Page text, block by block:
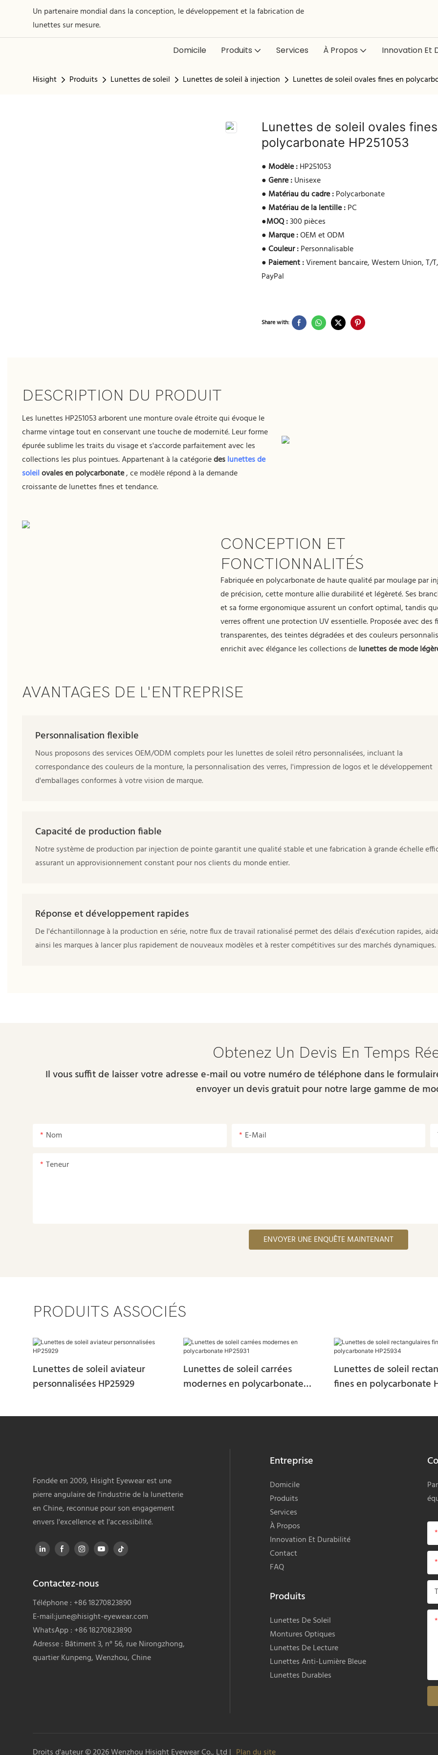
Un partenaire mondial dans la conception, le développement et la fabrication de
lunettes sur mesure.
Domicile Produits Services À Propos Innovation Et
Hisight Produits Lunettes de soleil Lunettes de soleil à injection Lunettes de soleil ovales fines en
Lunettes de soleil ovales
polycarbonate HP251053
● Modèle :HP251053
●Genre :Unisexe
● Matériau du cadre :Polycarbonate
● Matériau de la lentille :PC
●MOQ :300 pièces
● Marque :OEM et ODM
●Couleur :Personnalisable
● Paiement :Virement bancaire, Western Union, T/
PayPal
Share with:
DESCRIPTION DU PRODUIT
Les lunettes HP251053 arborent une monture ovale étroite qui évoque le
charme vintage tout en conservant une touche de modernité. Leur forme
épurée sublime les traits du visage et s'accorde parfaitement avec les
collections les plus pointues. Appartenant à la catégoriedeslunettes de
soleilovales en polycarbonate, ce modèle répond à la demande
croissante de lunettes fines et tendance.
CONCEPTION ET
FONCTIONNALITÉS
Fabriquée en polycarbonate de haute qualité par moulage par
de précision, cette monture allie durabilité et légèreté. Ses
et sa forme ergonomique assurent un confort optimal, tandis
verres offrent une protection UV essentielle. Proposée avec des
transparentes, des teintes dégradées et des couleurs
enrichit avec élégance les collections delunettes de mode
AVANTAGES DE L'ENTREPRISE
Personnalisation flexible
Nous proposons des services OEM/ODM complets pour les lunettes de soleil rétro personnalisées, incluant la
correspondance des couleurs de la monture, la personnalisation des verres, l'impression de logos et le développement
d'emballages conformes à votre vision de marque.
Capacité de production fiable
Notre système de production par injection de pointe garantit une qualité stable et une fabrication à grande échelle
assurant un approvisionnement constant pour nos clients du monde entier.
Réponse et développement rapides
De l'échantillonnage à la production en série, notre flux de travail rationalisé permet des délais d'exécution rapides,
ainsi les marques à lancer plus rapidement de nouveaux modèles et à rester compétitives sur des marchés dynamiques.
Obtenez Un Devis En Temps
Il vous suffit de laisser votre adresse e-mail ou votre numéro de téléphone dans le
envoyer un devis gratuit pour notre large gamme de
Nom E-Mail
Teneur
ENVOYER UNE ENQUÊTE MAINTENANT
PRODUITS ASSOCIÉS
Lunettes de soleil aviateur
personnalisées HP25929
Lunettes de soleil carrées
modernes en polycarbonate
Lunettes de soleil
fines en polycarbonate
Fondée en 2009, Hisight Eyewear est une
pierre angulaire de l'industrie de la lunetterie
en Chine, reconnue pour son engagement
envers l'excellence et l'accessibilité.
Contactez-nous
Téléphone : +86 18270823890
E-mail:june@hisight-eyewear.com
WhatsApp : +86 18270823890
Adresse : Bâtiment 3, n° 56, rue Nirongzhong,
quartier Kunpeng, Wenzhou, Chine
Entreprise
Domicile
Produits
Services
À Propos
Innovation Et Durabilité
Contact
FAQ
Produits
Lunettes De Soleil
Montures Optiques
Lunettes De Lecture
Lunettes Anti-Lumière Bleue
Lunettes Durables